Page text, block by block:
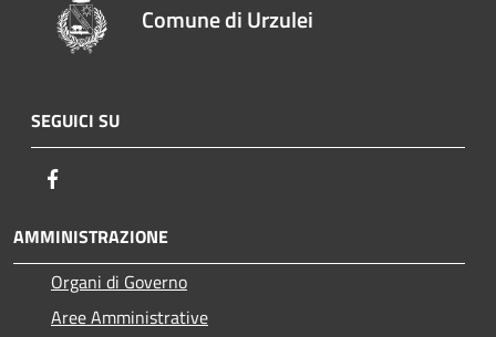
Comune di Urzulei
SEGUICI SU
AMMINISTRAZIONE
Organi di Governo
Aree Amministrative